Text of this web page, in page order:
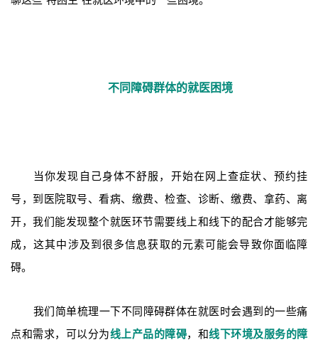
不同障碍群体的就医困境
当你发现自己身体不舒服，开始在网上查症状、预约挂
号，到医院取号、看病、缴费、检查、诊断、缴费、拿药、离
开，我们能发现整个就医环节需要线上和线下的配合才能够完
成，这其中涉及到很多信息获取的元素可能会导致你面临障
碍。
我们简单梳理一下不同障碍群体在就医时会遇到的一些痛
点和需求，可以分为线上产品的障碍，和线下环境及服务的障